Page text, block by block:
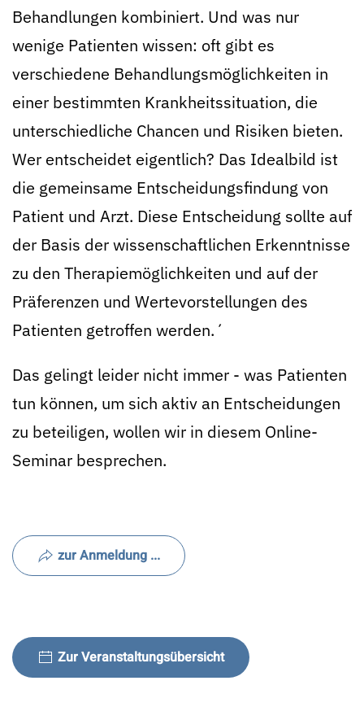
Behandlungen kombiniert. Und was nur
wenige Patienten wissen: oft gibt es
verschiedene Behandlungsmöglichkeiten in
einer bestimmten Krankheitssituation, die
unterschiedliche Chancen und Risiken bieten.
Wer entscheidet eigentlich? Das Idealbild ist
die gemeinsame Entscheidungsfindung von
Patient und Arzt. Diese Entscheidung sollte auf
der Basis der wissenschaftlichen Erkenntnisse
zu den Therapiemöglichkeiten und auf der
Präferenzen und Wertevorstellungen des
Patienten getroffen werden.´
Das gelingt leider nicht immer - was Patienten
tun können, um sich aktiv an Entscheidungen
zu beteiligen, wollen wir in diesem Online-
Seminar besprechen.
zur Anmeldung ...
Zur Veranstaltungsübersicht